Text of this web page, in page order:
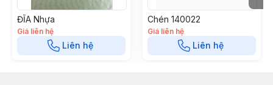
ĐĨA Nhựa
Giá liên hệ
Liên hệ
Chén 140022
Giá liên hệ
Liên hệ